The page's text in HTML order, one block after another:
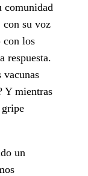
comunidad
con su voz
con los
respuesta.
vacunas
Y mientras
un